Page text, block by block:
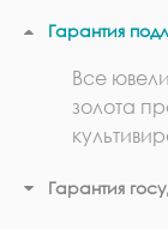
Гарантия
Все
золота
Гарантия